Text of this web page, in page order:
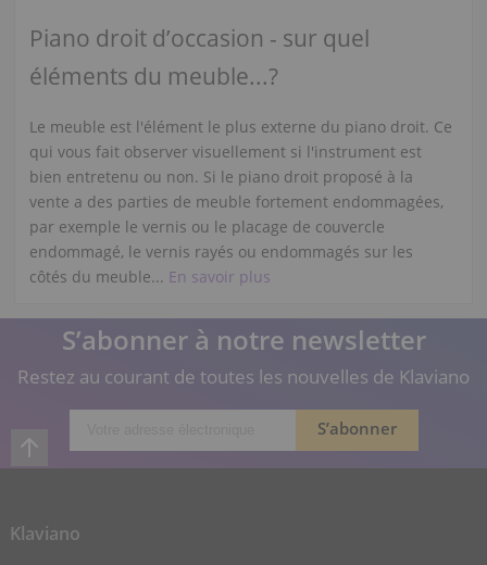
Piano droit d’occasion - sur quel
éléments du meuble...?
Le meuble est l'élément le plus externe du piano droit. Ce
qui vous fait observer visuellement si l'instrument est
bien entretenu ou non. Si le piano droit proposé à la
vente a des parties de meuble fortement endommagées,
par exemple le vernis ou le placage de couvercle
endommagé, le vernis rayés ou endommagés sur les
côtés du meuble... En savoir plus
S’abonner à notre newsletter
Restez au courant de toutes les nouvelles de Klaviano
Klaviano